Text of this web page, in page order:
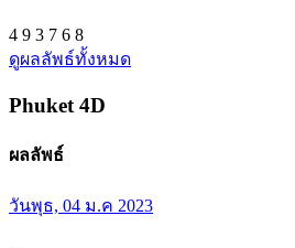
4 9 3 7 6 8
ดูผลลัพธ์ทั้งหมด
Phuket 4D
ผลลัพธ์
วันพุธ, 04 ม.ค 2023